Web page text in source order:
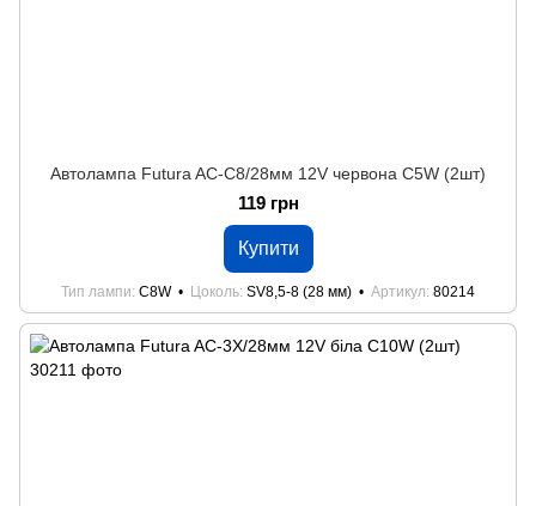
Автолампа Futura AC-C8/28мм 12V червона C5W (2шт)
119 грн
Купити
Тип лампи C8W Цоколь SV8,5-8 (28 мм) Артикул 80214